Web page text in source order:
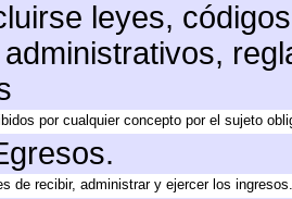
leyes,
por cualquier concepto por el sujeto
de recibir, administrar y ejercer los ingresos.